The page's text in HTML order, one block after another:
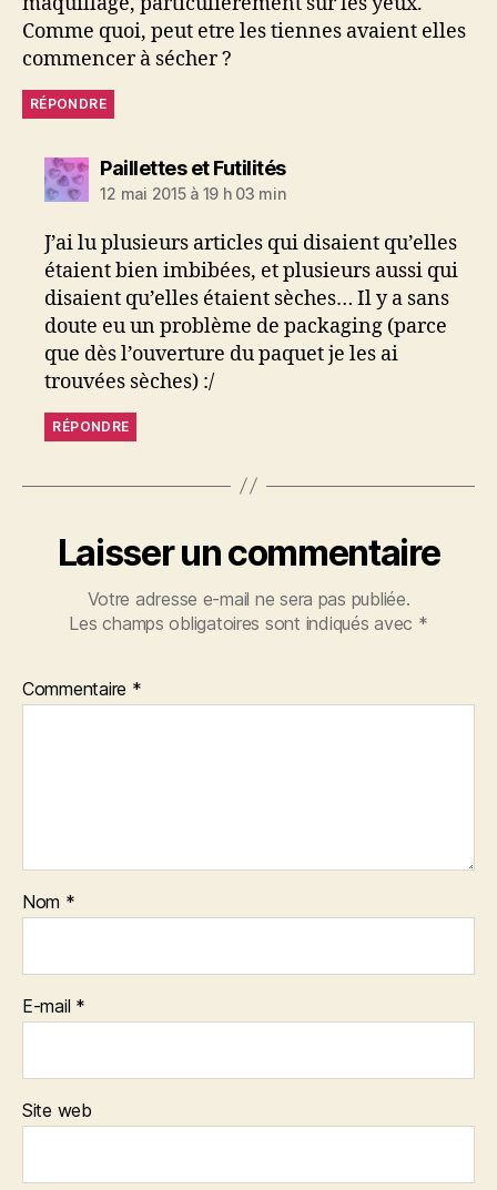
Comme quoi, peut etre les tiennes avaient elles
commencer à sécher ?
RÉPONDRE
Paillettes et Futilitésdit :
12 mai 2015 à 19 h 03 min
J’ai lu plusieurs articles qui disaient qu’elles
étaient bien imbibées, et plusieurs aussi qui
disaient qu’elles étaient sèches… Il y a sans
doute eu un problème de packaging (parce
que dès l’ouverture du paquet je les ai
trouvées sèches) :/
RÉPONDRE
Laisser un commentaire
Votre adresse e-mail ne sera pas publiée.
Les champs obligatoires sont indiqués avec *
Commentaire *
Nom *
E-mail *
Site web